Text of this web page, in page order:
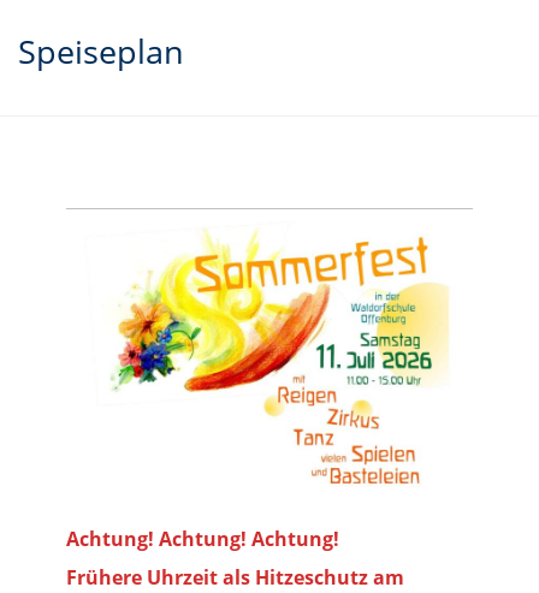
Speiseplan
Achtung! Achtung! Achtung!
Frühere Uhrzeit als Hitzeschutz am